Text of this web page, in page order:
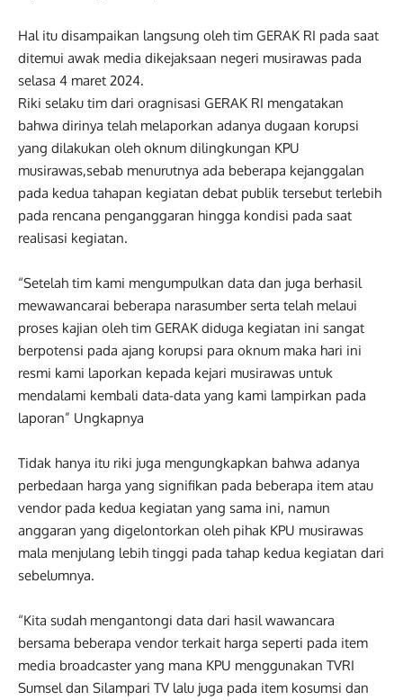
Hal itu disampaikan langsung oleh tim GERAK RI pada saat
ditemui awak media dikejaksaan negeri musirawas pada
selasa 4 maret 2024.
Riki selaku tim dari oragnisasi GERAK RI mengatakan
bahwa dirinya telah melaporkan adanya dugaan korupsi
yang dilakukan oleh oknum dilingkungan KPU
musirawas,sebab menurutnya ada beberapa kejanggalan
pada kedua tahapan kegiatan debat publik tersebut terlebih
pada rencana penganggaran hingga kondisi pada saat
realisasi kegiatan.
“Setelah tim kami mengumpulkan data dan juga berhasil
mewawancarai beberapa narasumber serta telah melaui
proses kajian oleh tim GERAK diduga kegiatan ini sangat
berpotensi pada ajang korupsi para oknum maka hari ini
resmi kami laporkan kepada kejari musirawas untuk
mendalami kembali data-data yang kami lampirkan pada
laporan” Ungkapnya
Tidak hanya itu riki juga mengungkapkan bahwa adanya
perbedaan harga yang signifikan pada beberapa item atau
vendor pada kedua kegiatan yang sama ini, namun
anggaran yang digelontorkan oleh pihak KPU musirawas
mala menjulang lebih tinggi pada tahap kedua kegiatan dari
sebelumnya.
“Kita sudah mengantongi data dari hasil wawancara
bersama beberapa vendor terkait harga seperti pada item
media broadcaster yang mana KPU menggunakan TVRI
Sumsel dan Silampari TV lalu juga pada item kosumsi dan